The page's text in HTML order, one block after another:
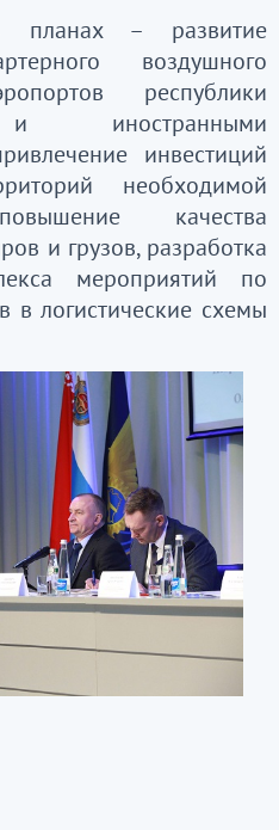
– развитие
воздушного
республики
и иностранными
инвестиций
необходимой
качества
и грузов, разработка
мероприятий по
в логистические схемы